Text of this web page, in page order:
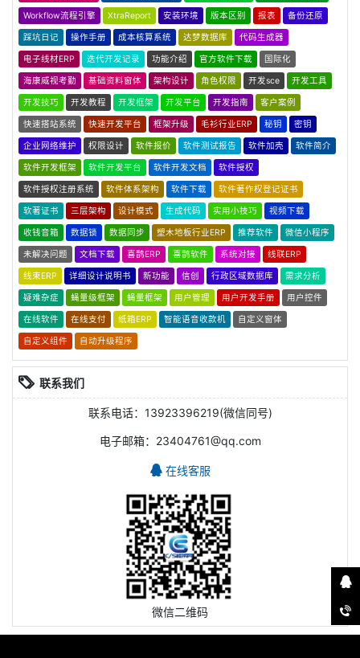
Workflow流程引擎 XtraReport 安装环境 版本区别 报表 备份还原
踩坑日记 操作手册 成本核算系统 达梦数据库 代码生成器
电子线材ERP 迭代开发记录 功能介绍 官方软件下载 国际化
海康威视考勤 基础资料窗体 架构设计 角色权限 开发sce 开发工具
开发技巧 开发教程 开发框架 开发平台 开发指南 客户案例
快速搭站系统 快速开发平台 框架升级 毛衫行业ERP 秘钥 密钥
企业网络维护 权限设计 软件报价 软件测试报告 软件加壳 软件简介
软件开发框架 软件开发平台 软件开发文档 软件授权
软件授权注册系统 软件体系架构 软件下载 软件著作权登记证书
软著证书 三层架构 设计模式 生成代码 实用小技巧 视频下载
收钱音箱 数据锁 数据同步 塑木地板行业ERP 推荐软件 微信小程序
未解决问题 文档下载 喜鹊ERP 喜鹊软件 系统对接 线联ERP
线束ERP 详细设计说明书 新功能 信创 行政区域数据库 需求分析
疑难杂症 蝇量级框架 蝇量框架 用户管理 用户开发手册 用户控件
在线软件 在线支付 纸箱ERP 智能语音收款机 自定义窗体
自定义组件 自动升级程序
联系我们
联系电话：13923396219(微信同号)
电子邮箱：23404761@qq.com
在线客服
微信二维码